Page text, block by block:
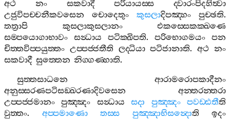
අථ
නං සකවාදී පරියායස‍්ස
ද‍්වාරංපිදහිත්‍වා
උජුවිපච‍්චනීකවසෙන
චොදෙතුං කුසලාදිපඤ‍්හං පුච‍්ඡති.
තත්‍රාපි
කුසලාකුසලානං
එකස‍්සෙකක‍්ඛණෙ
සම‍්පයොගාභාවං
සන්‍ධාය පටික‍්ඛිපති. පරිභොගමයං
පන
චිත‍්තවිප‍්පයුත‍්තං උප‍්පජ‍්ජතීති ලද‍්ධියා පටිජානාති.අථ නං
සකවාදී සුත‍්තෙන නිග‍්ගණ‍්හාති.
සුත‍්තසාධනෙ
ආරාමරොපකාදීනං
අනුස‍්සරණපටිසඞ‍්ඛරණාදිවසෙන
අන‍්තරන‍්තරා
උප‍්පජ‍්ජමානං
පුඤ‍්ඤං සන්‍ධාය සදා පුඤ‍්ඤං පවඩ‍්ඪතීති
වුත‍්තං. අප‍්පමාණො තස‍්ස පුඤ‍්ඤාභිසන්‍දොති
ඉදං